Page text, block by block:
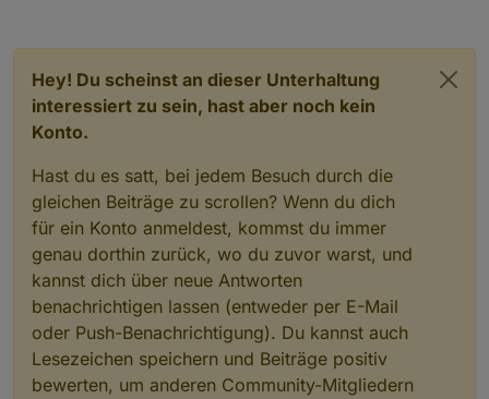
Hey! Du scheinst an dieser Unterhaltung
interessiert zu sein, hast aber noch kein
Konto.
Hast du es satt, bei jedem Besuch durch die
gleichen Beiträge zu scrollen? Wenn du dich
für ein Konto anmeldest, kommst du immer
genau dorthin zurück, wo du zuvor warst, und
kannst dich über neue Antworten
benachrichtigen lassen (entweder per E-Mail
oder Push-Benachrichtigung). Du kannst auch
Lesezeichen speichern und Beiträge positiv
bewerten, um anderen Community-Mitgliedern